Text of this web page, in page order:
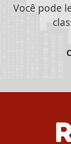
Você pode